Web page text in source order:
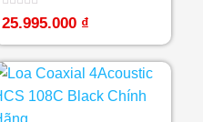
Được
xếp
hạng
5
sao
25.995.000 ₫